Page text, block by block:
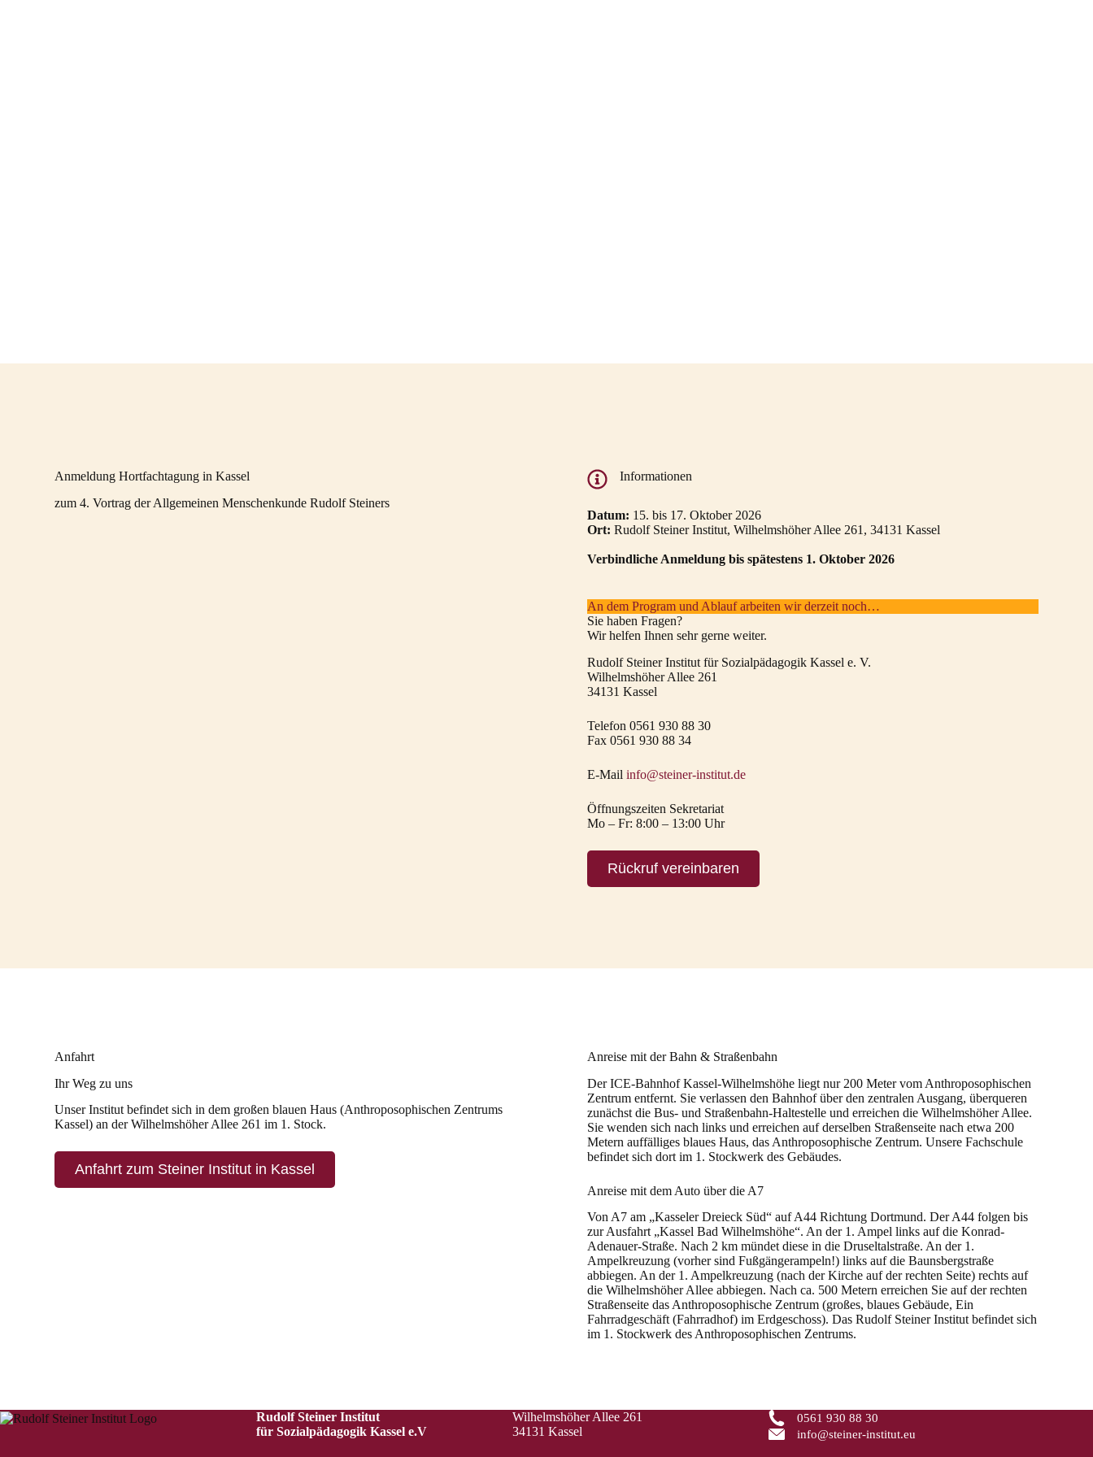
Anmeldung Hortfachtagung in Kassel
zum 4. Vortrag der Allgemeinen Menschenkunde Rudolf Steiners
Informationen
Datum: 15. bis 17. Oktober 2026
Ort: Rudolf Steiner Institut, Wilhelmshöher Allee 261, 34131 Kassel
Verbindliche Anmeldung bis spätestens 1. Oktober 2026
An dem Program und Ablauf arbeiten wir derzeit noch…
Sie haben Fragen?
Wir helfen Ihnen sehr gerne weiter.
Rudolf Steiner Institut für Sozialpädagogik Kassel e. V.
Wilhelmshöher Allee 261
34131 Kassel
Telefon 0561 930 88 30
Fax 0561 930 88 34
E-Mail info@steiner-institut.de
Öffnungszeiten Sekretariat
Mo – Fr: 8:00 – 13:00 Uhr
Rückruf vereinbaren
Anfahrt
Ihr Weg zu uns
Unser Institut befindet sich in dem großen blauen Haus (Anthroposophischen Zentrums
Kassel) an der Wilhelmshöher Allee 261 im 1. Stock.
Anfahrt zum Steiner Institut in Kassel
Anreise mit der Bahn & Straßenbahn
Der ICE-Bahnhof Kassel-Wilhelmshöhe liegt nur 200 Meter vom Anthroposophischen
Zentrum entfernt. Sie verlassen den Bahnhof über den zentralen Ausgang, überqueren
zunächst die Bus- und Straßenbahn-Haltestelle und erreichen die Wilhelmshöher Allee.
Sie wenden sich nach links und erreichen auf derselben Straßenseite nach etwa 200
Metern auffälliges blaues Haus, das Anthroposophische Zentrum. Unsere Fachschule
befindet sich dort im 1. Stockwerk des Gebäudes.
Anreise mit dem Auto über die A7
Von A7 am „Kasseler Dreieck Süd“ auf A44 Richtung Dortmund. Der A44 folgen bis
zur Ausfahrt „Kassel Bad Wilhelmshöhe“. An der 1. Ampel links auf die Konrad-
Adenauer-Straße. Nach 2 km mündet diese in die Druseltalstraße. An der 1.
Ampelkreuzung (vorher sind Fußgängerampeln!) links auf die Baunsbergstraße
abbiegen. An der 1. Ampelkreuzung (nach der Kirche auf der rechten Seite) rechts auf
die Wilhelmshöher Allee abbiegen. Nach ca. 500 Metern erreichen Sie auf der rechten
Straßenseite das Anthroposophische Zentrum (großes, blaues Gebäude, Ein
Fahrradgeschäft (Fahrradhof) im Erdgeschoss). Das Rudolf Steiner Institut befindet sich
im 1. Stockwerk des Anthroposophischen Zentrums.
Rudolf Steiner Institut
für Sozialpädagogik Kassel e.V
Wilhelmshöher Allee 261
34131 Kassel
0561 930 88 30
info@steiner-institut.eu